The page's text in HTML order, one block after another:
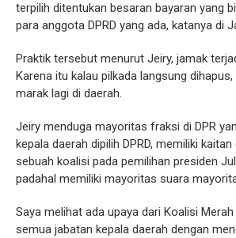
terpilih ditentukan besaran bayaran yang
para anggota DPRD yang ada, katanya di
Praktik tersebut menurut Jeiry, jamak
Karena itu kalau pilkada langsung
marak lagi di daerah.
Jeiry menduga mayoritas fraksi di DPR
kepala daerah dipilih DPRD, memiliki
sebuah koalisi pada pemilihan presiden
padahal memiliki mayoritas suara
Saya melihat ada upaya dari Koalisi
semua jabatan kepala daerah dengan